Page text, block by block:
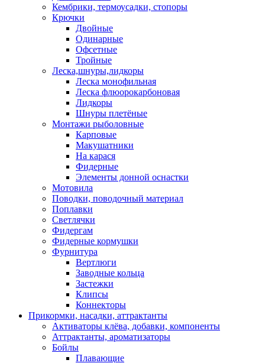
Кембрики, термоусадки, стопоры
Крючки
Двойные
Одинарные
Офсетные
Тройные
Леска,шнуры,лидкоры
Леска монофильная
Леска флюорокарбоновая
Лидкоры
Шнуры плетёные
Монтажи рыболовные
Карповые
Макушатники
На карася
Фидерные
Элементы донной оснастки
Мотовила
Поводки, поводочный материал
Поплавки
Светлячки
Фидергам
Фидерные кормушки
Фурнитура
Вертлюги
Заводные кольца
Застежки
Клипсы
Коннекторы
Прикормки, насадки, аттрактанты
Активаторы клёва, добавки, компоненты
Аттрактанты, ароматизаторы
Бойлы
Плавающие